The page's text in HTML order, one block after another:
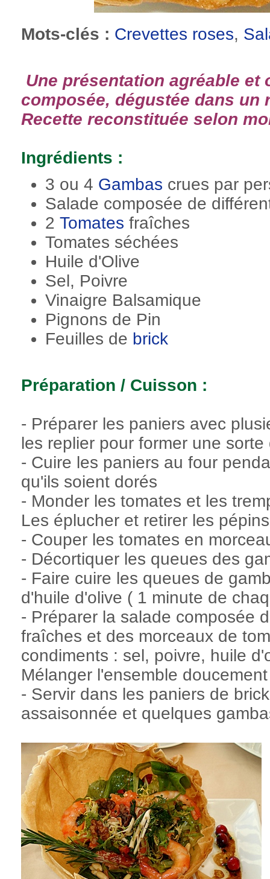
Mots-clés : Crevettes roses,
Une présentation agréable
composée, dégustée dans un
Recette reconstituée selon
Ingrédients :
3 ou 4 Gambas crues par
Salade composée de
2 Tomates fraîches
Tomates séchées
Huile d'Olive
Sel, Poivre
Vinaigre Balsamique
Pignons de Pin
Feuilles de brick
Préparation / Cuisson :
- Préparer les paniers avec
les replier pour former une sorte
- Cuire les paniers au four
qu'ils soient dorés
- Monder les tomates et les
Les éplucher et retirer les pépins
- Couper les tomates en
- Décortiquer les queues des
- Faire cuire les queues de
d'huile d'olive ( 1 minute de
- Préparer la salade composée
fraîches et des morceaux de
condiments : sel, poivre, huile
Mélanger l'ensemble doucement
- Servir dans les paniers de
assaisonnée et quelques